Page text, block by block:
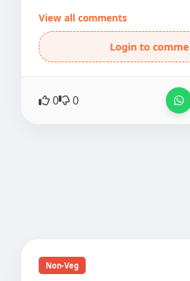
View all comments
Login to
0 0
Non-Veg